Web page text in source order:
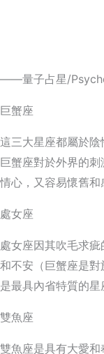
——量子占星/
巨蟹座
這三大星座都屬於陰
巨蟹座對於外界的
情心，又容易懷舊和
處女座
處女座因其吹毛求
和不安（巨蟹座是
是最具內省特質的
雙魚座
雙魚座是具有大愛